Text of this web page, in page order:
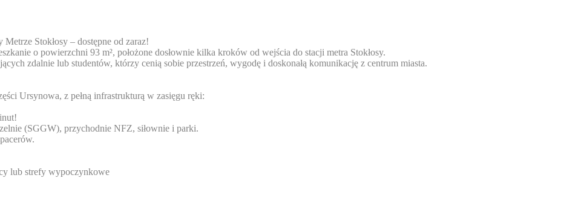
Stokłosy – dostępne od zaraz!
o powierzchni 93 m², położone dosłownie kilka kroków od wejścia do stacji metra Stokłosy.
zdalnie lub studentów, którzy cenią sobie przestrzeń, wygodę i doskonałą komunikację z centrum miasta.
Ursynowa, z pełną infrastrukturą w zasięgu ręki:
(SGGW), przychodnie NFZ, siłownie i parki.
lub strefy wypoczynkowe